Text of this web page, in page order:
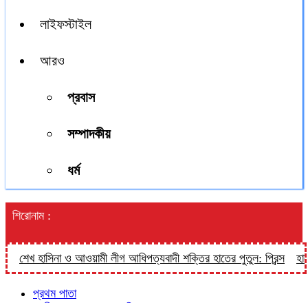
লাইফস্টাইল
আরও
প্রবাস
সম্পাদকীয়
ধর্ম
শিরোনাম :
হাসিনা ও আওয়ামী লীগ আধিপত্যবাদী শক্তির হাতের পুতুল: প্রিন্স
প্রথম পাতা